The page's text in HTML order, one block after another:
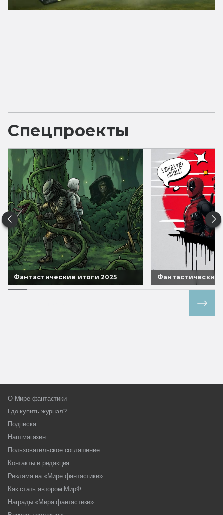
Спецпроекты
Фантастические итоги 2025 Фантастические
О Мире фантастики
Где купить журнал?
Подписка
Наш магазин
Пользовательское соглашение
Контакты и редакция
Реклама на «Мире фантастики»
Как стать автором МирФ
Награды «Мира фантастики»